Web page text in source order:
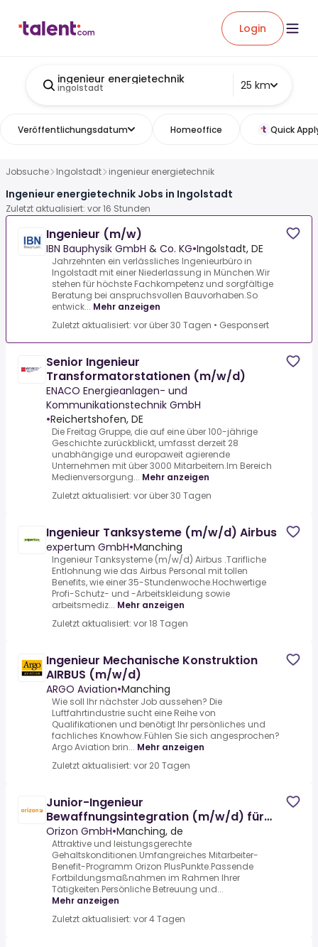
Login
ingenieur energietechnik
ingolstadt 25 km
Veröffentlichungsdatum Homeoffice Quick
Jobsuche Ingolstadt ingenieur energietechnik
Ingenieur energietechnik Jobs in Ingolstadt
Zuletzt aktualisiert: vor 16 Stunden
Ingenieur (m/w)
IBN Bauphysik GmbH & Co. KG•Ingolstadt, DE
Jahrzehnten ein verlässliches Ingenieurbüro in
Ingolstadt mit einer Niederlassung in München.Wir
stehen für höchste Fachkompetenz und sorgfältige
Beratung bei anspruchsvollen Bauvorhaben.So
entwick... Mehr anzeigen
Zuletzt aktualisiert: vor über 30 Tagen • Gesponsert
Senior Ingenieur
Transformatorstationen (m/w/d)
ENACO Energieanlagen- und
Kommunikationstechnik GmbH
•Reichertshofen, DE
Die Freitag Gruppe, die auf eine über 100-jährige
Geschichte zurückblickt, umfasst derzeit 28
unabhängige und europaweit agierende
Unternehmen mit über 3000 Mitarbeitern.Im Bereich
Medienversorgung... Mehr anzeigen
Zuletzt aktualisiert: vor über 30 Tagen
Ingenieur Tanksysteme (m/w/d) Airbus
expertum GmbH•Manching
Ingenieur Tanksysteme (m/w/d) Airbus .Tarifliche
Entlohnung wie das Airbus Personal mit tollen
Benefits, wie einer 35-Stundenwoche.Hochwertige
Profi-Schutz- und -Arbeitskleidung sowie
arbeitsmediz... Mehr anzeigen
Zuletzt aktualisiert: vor 18 Tagen
Ingenieur Mechanische Konstruktion
AIRBUS (m/w/d)
ARGO Aviation•Manching
Wie soll Ihr nächster Job aussehen? Die
Luftfahrtindustrie sucht eine Reihe von
Qualifikationen und benötigt Ihr persönliches und
fachliches Knowhow.Fühlen Sie sich angesprochen?
Argo Aviation brin... Mehr anzeigen
Zuletzt aktualisiert: vor 20 Tagen
Junior-Ingenieur
Bewaffnungsintegration (m/w/d) für
AIRBUS
Orizon GmbH•Manching, de
Attraktive und leistungsgerechte
Gehaltskonditionen.Umfangreiches Mitarbeiter-
Benefit-Programm Orizon PlusPunkte.Passende
Fortbildungsmaßnahmen im Rahmen Ihrer
Tätigkeiten.Persönliche Betreuung und...
Mehr anzeigen
Zuletzt aktualisiert: vor 4 Tagen